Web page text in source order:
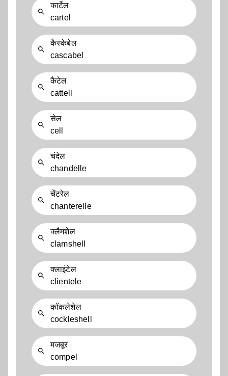
कार्टेल
cartel
कैस्केबेल
cascabel
कैटेल
cattell
सेल
cell
चंदेल
chandelle
चेंटरेल
chanterelle
क्लैमशेल
clamshell
क्लाइंटेल
clientele
कॉकलेशेल
cockleshell
मजबूर
compel